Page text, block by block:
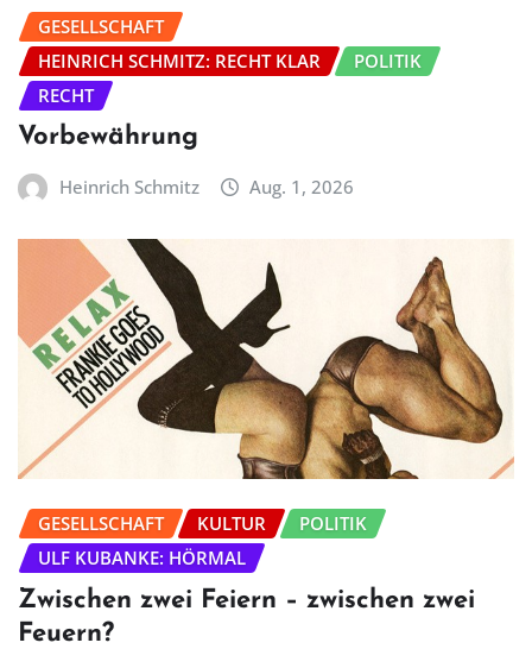
GESELLSCHAFT
HEINRICH SCHMITZ: RECHT KLAR
POLITIK
RECHT
Vorbewährung
Heinrich Schmitz Aug. 1, 2026
GESELLSCHAFT KULTUR
POLITIK
ULF KUBANKE: HÖRMAL
Zwischen zwei Feiern – zwischen zwei
Feuern?